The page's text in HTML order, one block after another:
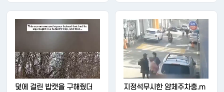
덫에 걸린 밥캣을 구해줬더
지정석무시한 얌체주차충.m